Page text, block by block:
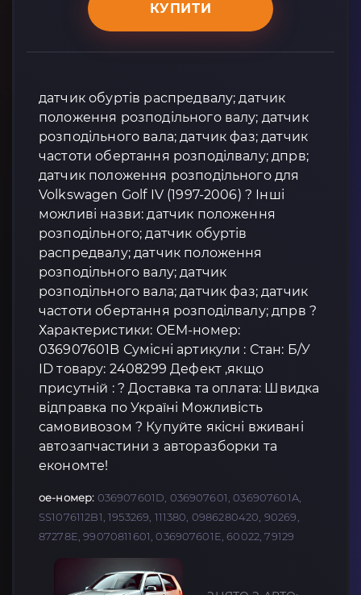
КУПИТИ
датчик обуртів распредвалу; датчик
положення розподільного валу; датчик
розподільного вала; датчик фаз; датчик
частоти обертання розподілвалу; дпрв;
датчик положення розподільного для
Volkswagen Golf IV (1997-2006) ? Інші
можливі назви: датчик положення
розподільного; датчик обуртів
распредвалу; датчик положення
розподільного валу; датчик
розподільного вала; датчик фаз; датчик
частоти обертання розподілвалу; дпрв ?
Характеристики: OEM-номер:
036907601B Сумісні артикули : Стан: Б/У
ID товару: 2408299 Дефект ,якщо
присутній : ? Доставка та оплата: Швидка
відправка по Україні Можливість
самовивозом ? Купуйте якісні вживані
автозапчастини з авторазборки та
економте!
oe-номер: 036907601D, 036907601, 036907601A,
SS1076112B1, 1953269, 111380, 0986280420, 90269,
87278E, 99070811601, 036907601E, 60022, 79129